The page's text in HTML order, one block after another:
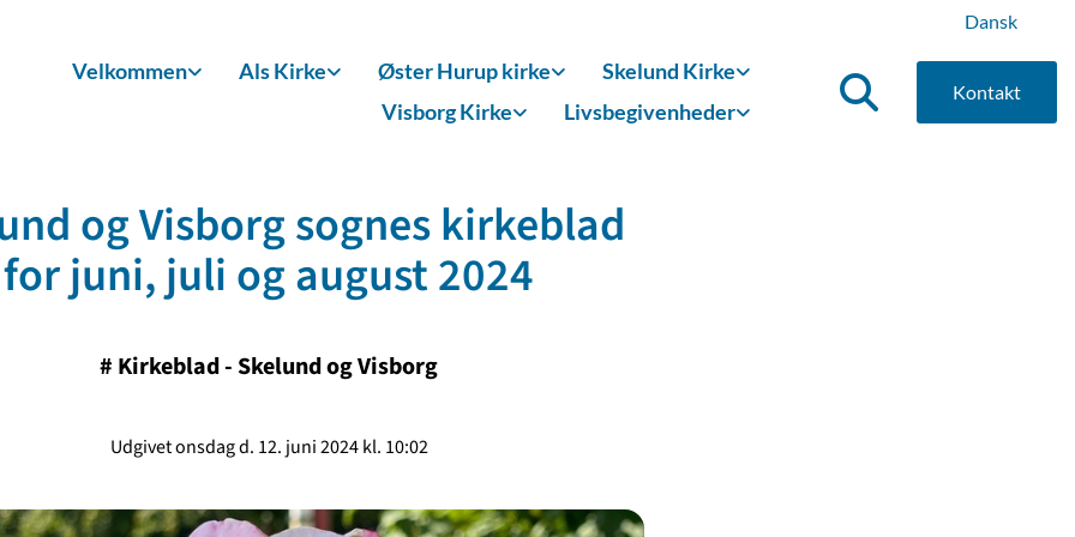
Dansk
Velkommen Als Kirke Øster Hurup kirke
Skelund Kirke
Visborg Kirke
Livsbegivenheder
Kontakt
og Visborg sognes kirkeblad
for juni, juli og august 2024
# Kirkeblad - Skelund og Visborg
Udgivet onsdag d. 12. juni 2024 kl. 10:02